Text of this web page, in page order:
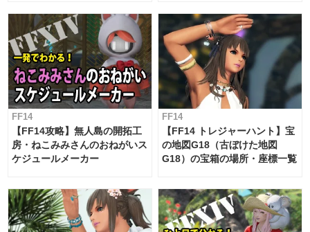
FF14
【FF14攻略】無人島の開拓工
房・ねこみみさんのおねがいス
ケジュールメーカー
FF14
【FF14 トレジャーハント】宝
の地図G18（古ぼけた地図
G18）の宝箱の場所・座標一覧